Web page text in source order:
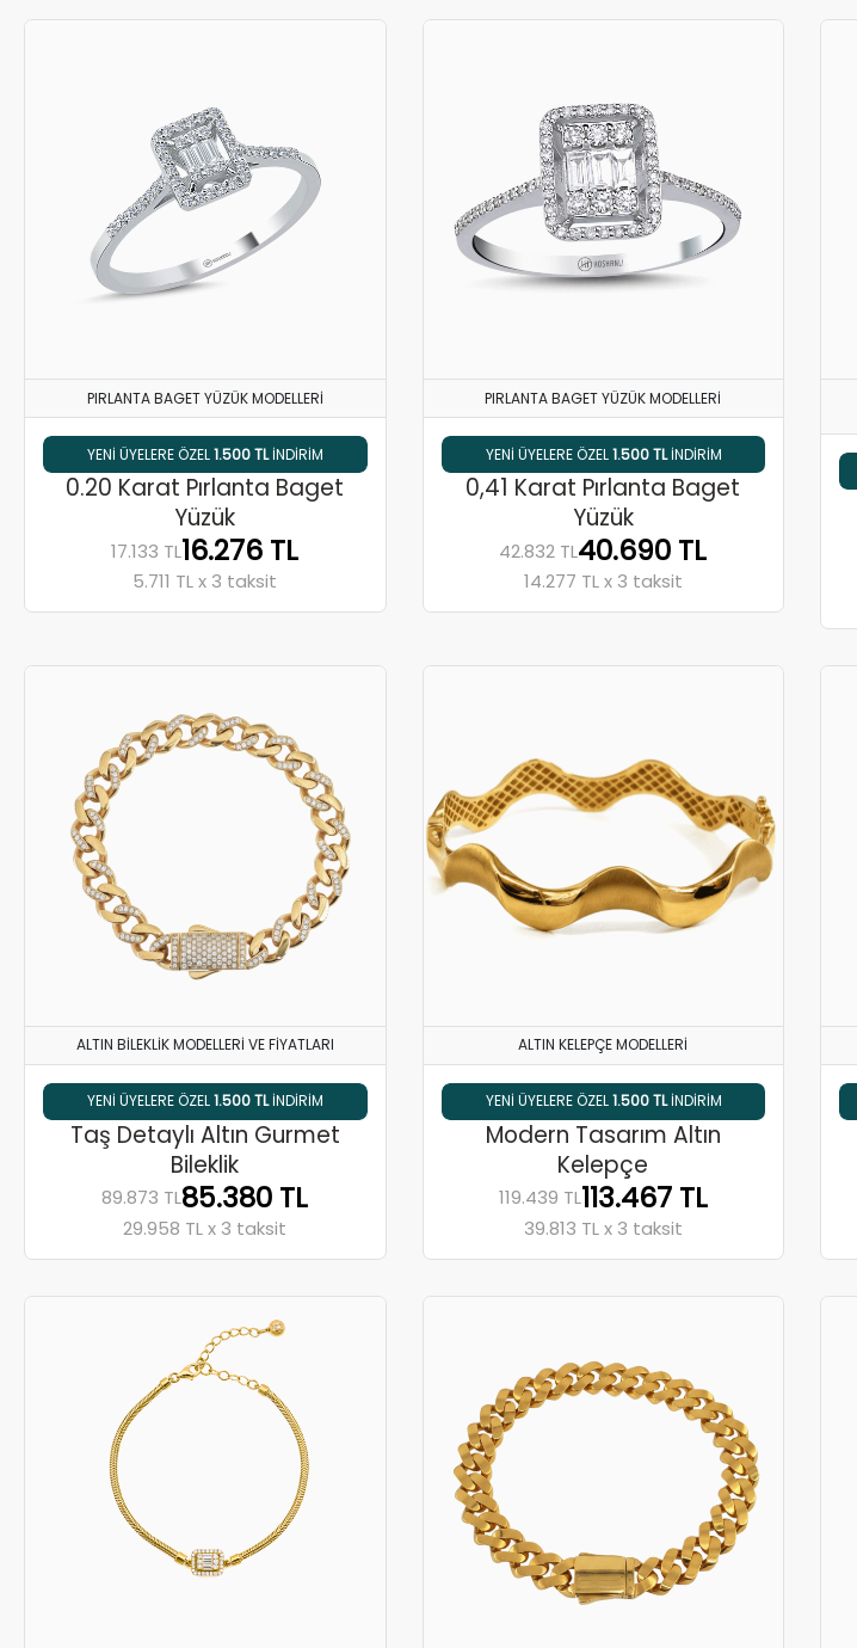
PIRLANTA BAGET YÜZÜK MODELLERI
% 5 HAVALE / EFT İNDIRIMI
0.20 Karat Pırlanta Baget
Yüzük
17.133 TL16.276 TL
5.711 TL x 3 taksit
PIRLANTA BAGET YÜZÜK MODELLERI
YENI ÜYELERE ÖZEL1.500 TL % 5 HAVALE / EFT İNDIRIMI
0,41 Karat Pırlanta Baget
Yüzük
42.832 TL40.690 TL
14.277 TL x 3 taksit
YENI ÜYELERE ÖZEL1.500 TLINDIRIM
ALTIN BILEKLIK MODELLERI VE FIYATLARI
% 5 HAVALE / EFT İNDIRIMI
Taş Detaylı Altın Gurmet
Bileklik
89.873 TL85.380 TL
29.958 TL x 3 taksit
ALTIN KELEPÇE MODELLERI
YENI ÜYELERE ÖZEL1.500 TL % 5 HAVALE / EFT İNDIRIMI
Modern Tasarım Altın
Kelepçe
119.439 TL113.467 TL
39.813 TL x 3 taksit
YENI ÜYELERE ÖZEL1.500 TL